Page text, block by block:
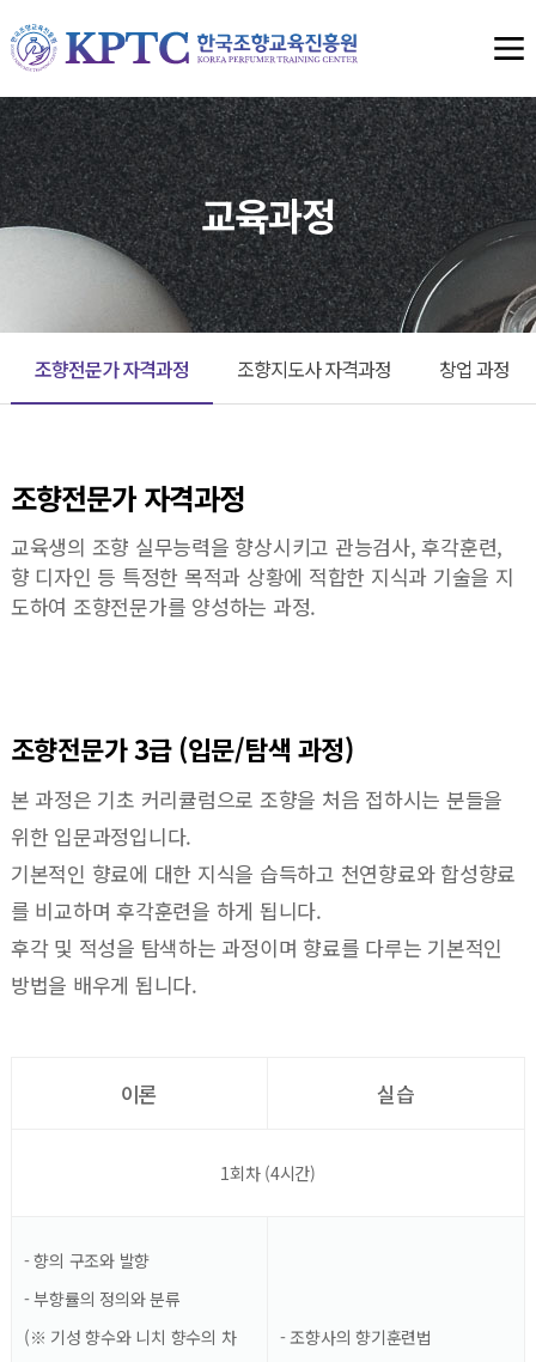
교육과정
조향전문가 자격과정 조향지도사 자격과정 창업 과정
조향전문가 자격과정
교육생의 조향 실무능력을 향상시키고 관능검사, 후각훈련,
향 디자인 등 특정한 목적과 상황에 적합한 지식과 기술을 지
도하여 조향전문가를 양성하는 과정.
조향전문가 3급 (입문/탐색 과정)
본 과정은 기초 커리큘럼으로 조향을 처음 접하시는 분들을
위한 입문과정입니다.
기본적인 향료에 대한 지식을 습득하고 천연향료와 합성향료
를 비교하며 후각훈련을 하게 됩니다.
후각 및 적성을 탐색하는 과정이며 향료를 다루는 기본적인
방법을 배우게 됩니다.
이론 실습
1회차 (4시간)
- 향의 구조와 발향
- 부향률의 정의와 분류
(※ 기성 향수와 니치 향수의 차
- 조향사의 향기훈련법